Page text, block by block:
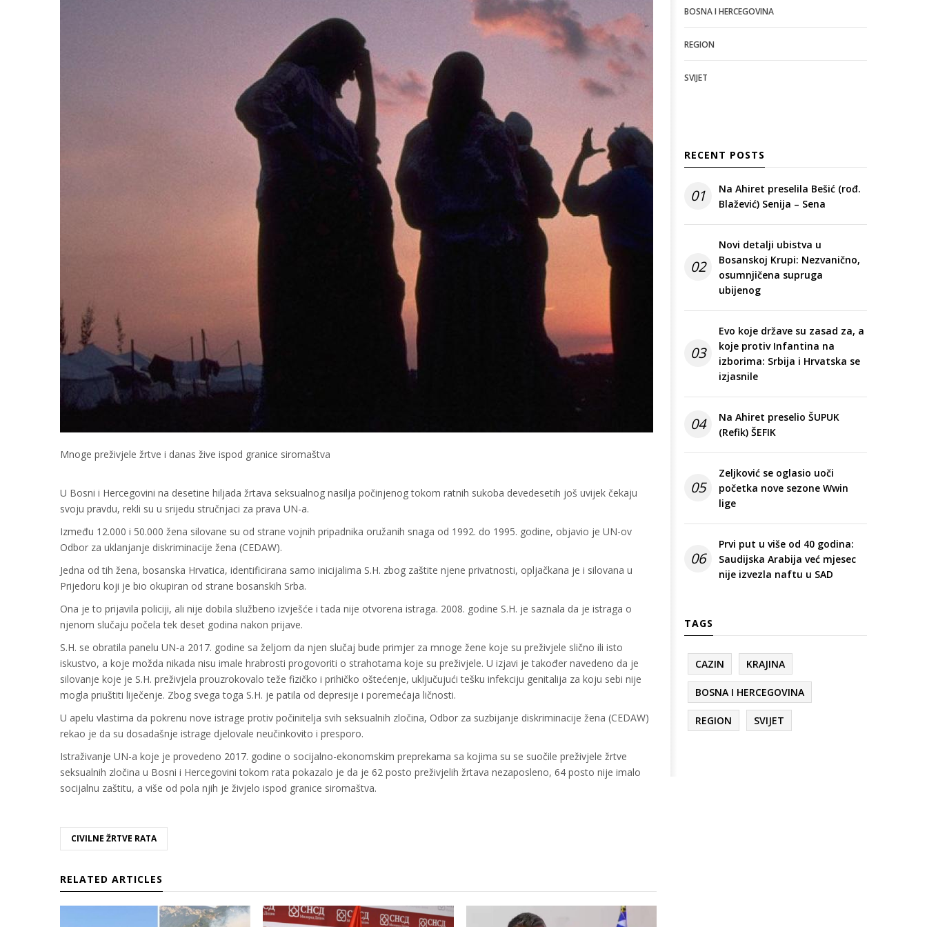
Mnoge preživjele žrtve i danas žive ispod granice siromaštva
U Bosni i Hercegovini na desetine hiljada žrtava seksualnog nasilja počinjenog tokom ratnih sukoba devedesetih još uvijek čekaju
svoju pravdu, rekli su u srijedu stručnjaci za prava UN-a.
Između 12.000 i 50.000 žena silovane su od strane vojnih pripadnika oružanih snaga od 1992. do 1995. godine, objavio je UN-ov
Odbor za uklanjanje diskriminacije žena (CEDAW).
Jedna od tih žena, bosanska Hrvatica, identificirana samo inicijalima S.H. zbog zaštite njene privatnosti, opljačkana je i silovana u
Prijedoru koji je bio okupiran od strane bosanskih Srba.
Ona je to prijavila policiji, ali nije dobila službeno izvješće i tada nije otvorena istraga. 2008. godine S.H. je saznala da je istraga o
njenom slučaju počela tek deset godina nakon prijave.
S.H. se obratila panelu UN-a 2017. godine sa željom da njen slučaj bude primjer za mnoge žene koje su preživjele slično ili isto
iskustvo, a koje možda nikada nisu imale hrabrosti progovoriti o strahotama koje su preživjele. U izjavi je također navedeno da je
silovanje koje je S.H. preživjela prouzrokovalo teže fizičko i prihičko oštećenje, uključujući tešku infekciju genitalija za koju sebi nije
mogla priuštiti liječenje. Zbog svega toga S.H. je patila od depresije i poremećaja ličnosti.
U apelu vlastima da pokrenu nove istrage protiv počinitelja svih seksualnih zločina, Odbor za suzbijanje diskriminacije žena (CEDAW)
rekao je da su dosadašnje istrage djelovale neučinkovito i presporo.
Istraživanje UN-a koje je provedeno 2017. godine o socijalno-ekonomskim preprekama sa kojima su se suočile preživjele žrtve
seksualnih zločina u Bosni i Hercegovini tokom rata pokazalo je da je 62 posto preživjelih žrtava nezaposleno, 64 posto nije imalo
socijalnu zaštitu, a više od pola njih je živjelo ispod granice siromaštva.
CIVILNE ŽRTVE RATA
RELATED ARTICLES
BOSNA I HERCEGOVINA
REGION
SVIJET
RECENT POSTS
01
Na Ahiret preselila Bešić (rođ.
Blažević) Senija – Sena
02
Novi detalji ubistva u
Bosanskoj Krupi: Nezvanično,
osumnjičena supruga
ubijenog
03
Evo koje države su zasad za, a
koje protiv Infantina na
izborima: Srbija i Hrvatska se
izjasnile
04
Na Ahiret preselio ŠUPUK
(Refik) ŠEFIK
05
Zeljković se oglasio uoči
početka nove sezone Wwin
lige
06
Prvi put u više od 40 godina:
Saudijska Arabija već mjesec
nije izvezla naftu u SAD
TAGS
CAZIN KRAJINA
BOSNA I HERCEGOVINA
REGION SVIJET